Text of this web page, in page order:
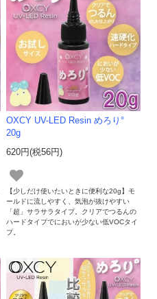
OXCY UV-LED Resin めろり°
20g
620円(税56円)
【少しだけ使いたいときに便利な20g】モ
ールドに流しやすく、気泡が抜けやすい
「超」サラサラタイプ。クリアでつるんの
ハードタイプでにおいが少ない低VOCタイ
プ。